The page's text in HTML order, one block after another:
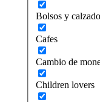
Bolsos y calzado
Cafes
Cambio de
Children lovers